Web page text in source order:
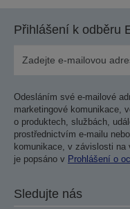
Přihlášení k odběru
Odesláním své e-mailové
marketingové komunikace,
o produktech, službách,
prostřednictvím e-mailu
komunikace, v závislosti na
je popsáno v Prohlášení o
Sledujte nás